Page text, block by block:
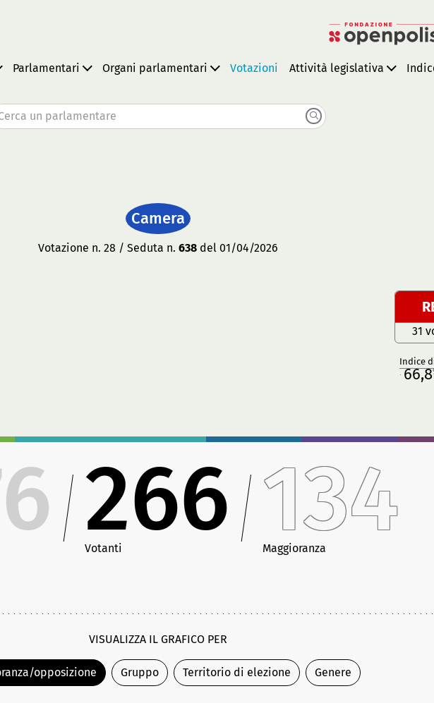
Parlamentari Organi parlamentari Votazioni Attività legislativa
un parlamentare
Camera
Votazione n. 28 / Seduta n. 638 del 01/04/2026
31
Indice
66,8
266
Votanti 134
Maggioranza
VISUALIZZA IL GRAFICO PER
opposizione Gruppo Territorio di elezione Genere